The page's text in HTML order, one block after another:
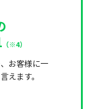
（※4）
お客様に一
えます。